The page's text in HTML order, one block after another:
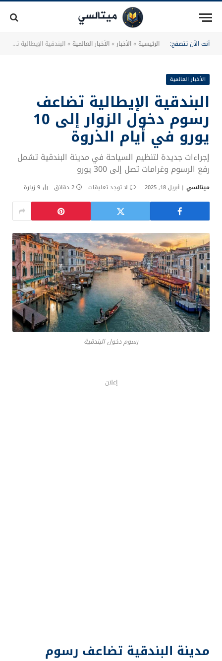
أنت الآن تتصفح: الرئيسية»الأخبار »الأخبار العالمية»البندقية الإيطالية تضاعف رسوم دخول الزوار إلى 10 يورو في أيام الذروة
الأخبار العالمية
البندقية الإيطالية تضاعف
رسوم دخول الزوار إلى 10
يورو في أيام الذروة
إجراءات جديدة لتنظيم السياحة في مدينة البندقية تشمل
رفع الرسوم وغرامات تصل إلى 300 يورو
ميتالسي أبريل 18, 2025 لا توجد تعليقات 2 دقائق 9 زيارة
رسوم دخول البندقية
إعلان
مدينة البندقية تضاعف رسوم